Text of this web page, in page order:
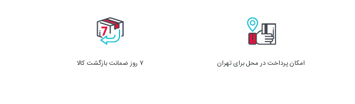
امکان پرداخت در محل برای تهران 7 روز ضمانت بازگشت کالا